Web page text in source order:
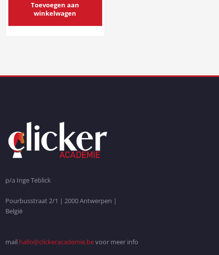
Toevoegen aan
winkelwagen
p/a Inge Teblick
Pourbusstraat 2/1 | 2000 Antwerpen |
België
mail hallo@clickeracademie.bevoor meer info